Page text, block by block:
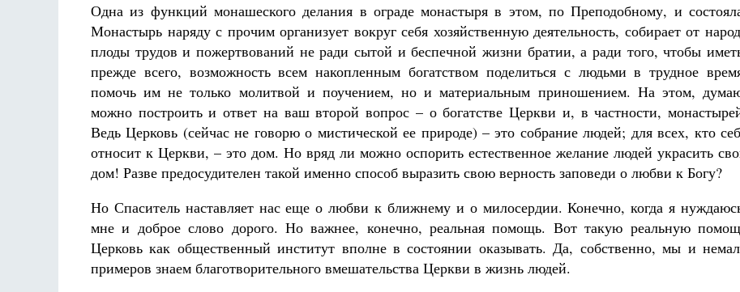
Одна из функций монашеского делания в ограде монастыря в этом, по Преподобному, и
Монастырь наряду с прочим организует вокруг себя хозяйственную деятельность, собирает от
плоды трудов и пожертвований не ради сытой и беспечной жизни братии, а ради того, чтобы
прежде всего, возможность всем накопленным богатством поделиться с людьми в трудное
помочь им не только молитвой и поучением, но и материальным приношением. На этом,
можно построить и ответ на ваш второй вопрос – о богатстве Церкви и, в частности,
Ведь Церковь (сейчас не говорю о мистической ее природе) – это собрание людей; для всех, кто
относит к Церкви, – это дом. Но вряд ли можно оспорить естественное желание людей украсить
дом! Разве предосудителен такой именно способ выразить свою верность заповеди о любви к Богу?
Но Спаситель наставляет нас еще о любви к ближнему и о милосердии. Конечно, когда я
мне и доброе слово дорого. Но важнее, конечно, реальная помощь. Вот такую реальную
Церковь как общественный институт вполне в состоянии оказывать. Да, собственно, мы и
примеров знаем благотворительного вмешательства Церкви в жизнь людей.